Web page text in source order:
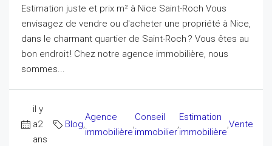
Estimation juste et prix m² à Nice Saint-Roch Vous
envisagez de vendre ou d'acheter une propriété à Nice,
dans le charmant quartier de Saint-Roch ? Vous êtes au
bon endroit ! Chez notre agence immobilière, nous
sommes...
il y
a2
ans
Blog,
Agence
immobilière
,
Conseil
immobilier
,
Estimation
immobilière
,Vente